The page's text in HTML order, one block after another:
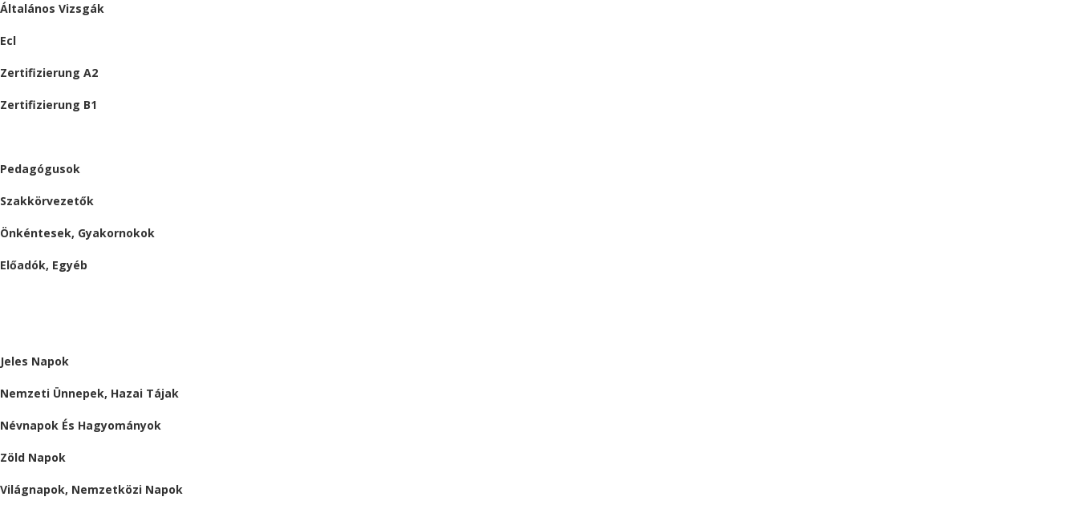
Általános Vizsgák
Ecl
Zertifizierung A2
Zertifizierung B1
Pedagógusok
Szakkörvezetők
Önkéntesek, Gyakornokok
Előadók, Egyéb
Jeles Napok
Nemzeti Ünnepek, Hazai Tájak
Névnapok És Hagyományok
Zöld Napok
Világnapok, Nemzetközi Napok